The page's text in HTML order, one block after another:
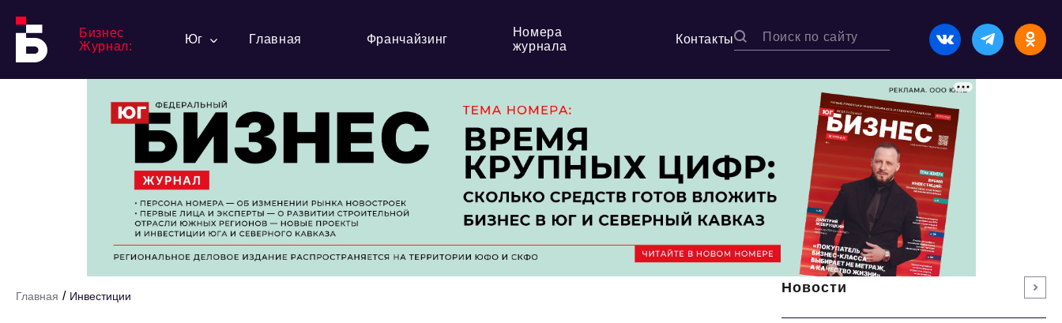
Бизнес
Журнал:
Юг Главная Франчайзинг
Номера
журнала
Контакты
Главная / Инвестиции
Новости